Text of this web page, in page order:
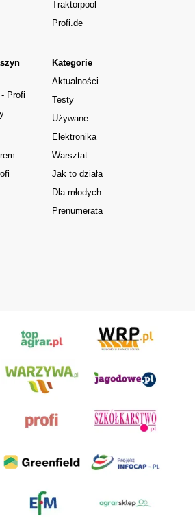
Kategorie
Aktualności
Testy
Używane
Elektronika
Warsztat
Jak to działa
Dla młodych
Prenumerata
Profi
Traktorpool
Profi.de